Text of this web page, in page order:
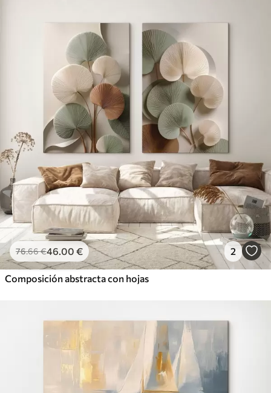
76.66€46.00 € 2
Composición abstracta con hojas